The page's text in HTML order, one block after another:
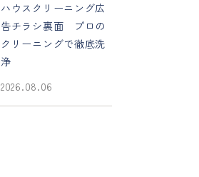
ハウスクリーニング広
告チラシ裏面 プロの
クリーニングで徹底洗
浄
2026.08.06